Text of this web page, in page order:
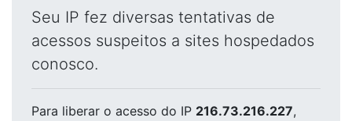
Seu IP fez diversas tentativas de
acessos suspeitos a sites hospedados
conosco.
Para liberar o acesso do IP 216.73.216.227,